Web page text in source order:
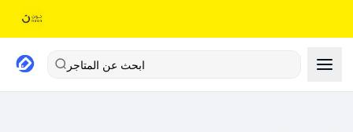
ابحث عن المتاجر